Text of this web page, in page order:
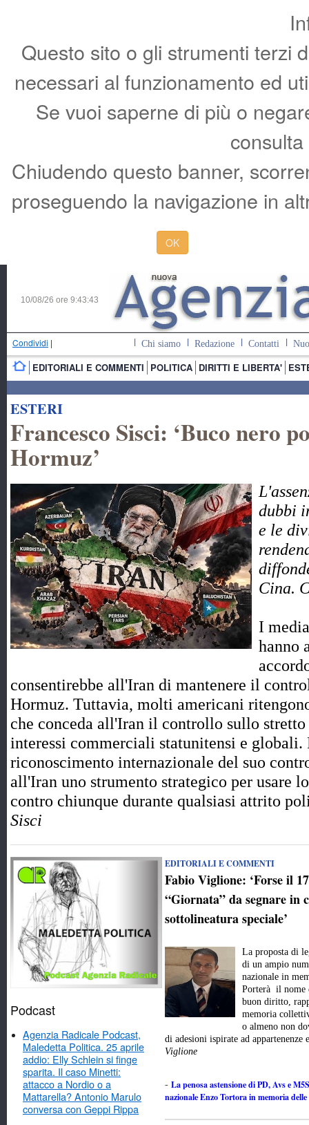
Questo sito o gli strumenti terzi
necessari al funzionamento ed
Se vuoi saperne di più o
Chiudendo questo banner,
proseguendo la navigazione in
OK
10/08/26 ore 9:43:44
Condividi | Chi siamo Redazione Contatti
EDITORIALI E COMMENTI POLITICA DIRITTI E LIBERTA'
ESTERI
Francesco Sisci: ‘Buco nero
Hormuz’
dubbi
e le
Cina.
I
hanno
consentirebbe all'Iran di mantenere il
Hormuz. Tuttavia, molti americani
che conceda all'Iran il controllo sullo stretto
interessi commerciali statunitensi e globali.
riconoscimento internazionale del suo
all'Iran uno strumento strategico per usare
contro chiunque durante qualsiasi attrito
Sisci
Podcast
Agenzia Radicale Podcast,
Maledetta Politica. 25 aprile
addio: Elly Schlein si finge
sparita. Il caso Minetti:
attacco a Nordio o a
Mattarella? Antonio Marulo
conversa con Geppi Rippa
EDITORIALI E COMMENTI
Fabio Viglione: ‘Forse il
“Giornata” da segnare in
sottolineatura speciale’
La proposta di
di un ampio
nazionale in
Porterà il nome
buon diritto,
memoria
o almeno non
di adesioni ispirate ad
Viglione
- La penosa astensione di PD, Avs e
nazionale Enzo Tortora in memoria